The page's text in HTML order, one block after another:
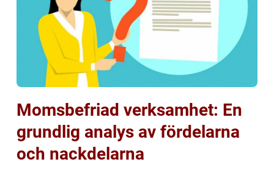
Momsbefriad verksamhet: En
grundlig analys av fördelarna
och nackdelarna